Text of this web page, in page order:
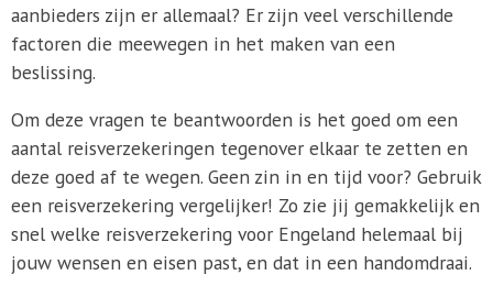
aanbieders zijn er allemaal? Er zijn veel verschillende
factoren die meewegen in het maken van een
beslissing.
Om deze vragen te beantwoorden is het goed om een
aantal reisverzekeringen tegenover elkaar te zetten en
deze goed af te wegen. Geen zin in en tijd voor? Gebruik
een reisverzekering vergelijker! Zo zie jij gemakkelijk en
snel welke reisverzekering voor Engeland helemaal bij
jouw wensen en eisen past, en dat in een handomdraai.